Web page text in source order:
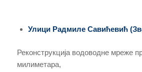
Улици Радмиле Савићевић
Реконструкција водоводне мреже
милиметара,